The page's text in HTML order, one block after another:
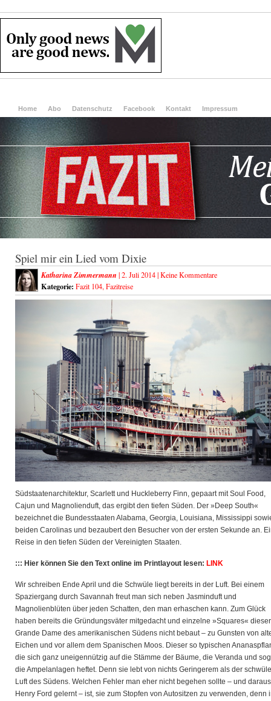
Home Abo Datenschutz Facebook Kontakt Impressum
Spiel mir ein Lied vom Dixie
Katharina Zimmermann | 2. Juli 2014 |Keine Kommentare
Kategorie: Fazit 104, Fazitreise
Südstaatenarchitektur, Scarlett und Huckleberry Finn, gepaart mit Soul Food,
Cajun und Magnolienduft, das ergibt den tiefen Süden. Der »Deep South«
bezeichnet die Bundesstaaten Alabama, Georgia, Louisiana, Mississippi
beiden Carolinas und bezaubert den Besucher von der ersten Sekunde an.
Reise in den tiefen Süden der Vereinigten Staaten.
::: Hier können Sie den Text online im Printlayout lesen: LINK
Wir schreiben Ende April und die Schwüle liegt bereits in der Luft. Bei einem
Spaziergang durch Savannah freut man sich neben Jasminduft und
Magnolienblüten über jeden Schatten, den man erhaschen kann. Zum Glück
haben bereits die Gründungsväter mitgedacht und einzelne »Squares« dieser
Grande Dame des amerikanischen Südens nicht bebaut – zu Gunsten von
Eichen und vor allem dem Spanischen Moos. Dieser so typischen
die sich ganz uneigennützig auf die Stämme der Bäume, die Veranda und
die Ampelanlagen heftet. Denn sie lebt von nichts Geringerem als der
Luft des Südens. Welchen Fehler man eher nicht begehen sollte – und
Henry Ford gelernt – ist, sie zum Stopfen von Autositzen zu verwenden, denn